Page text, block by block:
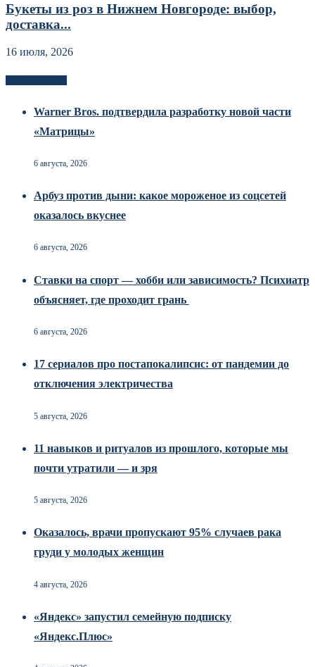
Букеты из роз в Нижнем Новгороде: выбор,
доставка...
16 июля, 2026
Warner Bros. подтвердила разработку новой части
«Матрицы»
6 августа, 2026
Арбуз против дыни: какое мороженое из соцсетей
оказалось вкуснее
6 августа, 2026
Ставки на спорт — хобби или зависимость? Психиатр
объясняет, где проходит грань
6 августа, 2026
17 сериалов про постапокалипсис: от пандемии до
отключения электричества
5 августа, 2026
11 навыков и ритуалов из прошлого, которые мы
почти утратили — и зря
5 августа, 2026
Оказалось, врачи пропускают 95% случаев рака
груди у молодых женщин
4 августа, 2026
«Яндекс» запустил семейную подписку
«Яндекс.Плюс»